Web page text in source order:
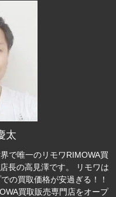
太
で唯一のリモワRIMOWA買
長の高見澤です。 リモワは
の買取価格が安過ぎる！！
買取販売専門店をオープ